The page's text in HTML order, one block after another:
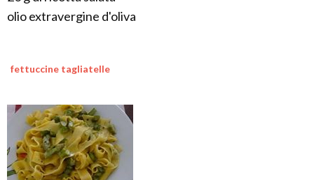
olio extravergine d'oliva
fettuccine tagliatelle